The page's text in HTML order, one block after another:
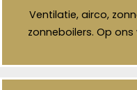
Ventilatie, airco,
zonneboilers. Op